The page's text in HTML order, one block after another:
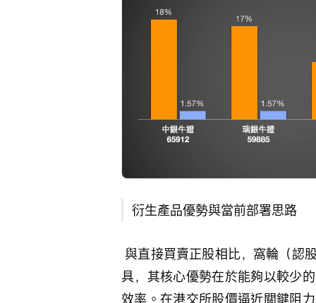
衍生產品優勢與當前部署思路
與直接買賣正股相比，窩輪（認股證）和牛熊證為投資者提供了更為靈活的策略工
具，其核心優勢在於能夠以較少
效率。在港交所股價逼近關鍵阻